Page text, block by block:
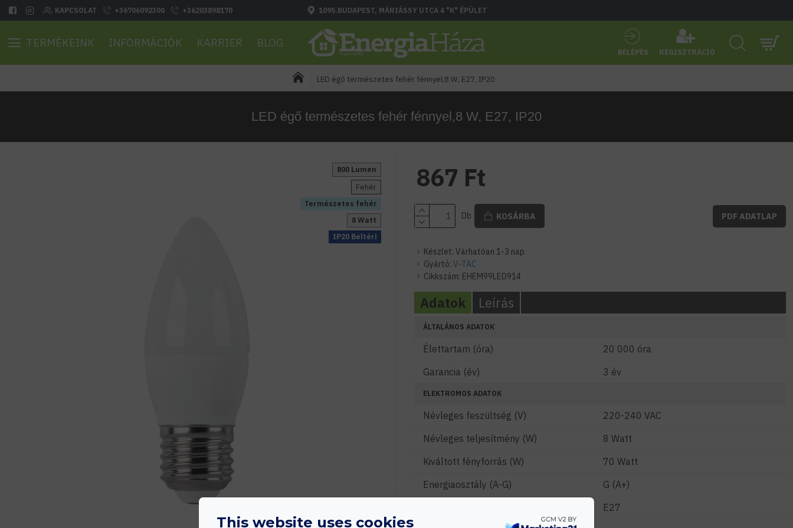
KAPCSOLAT +36706092300 +36203898170 1095.BUDAPEST, MÁRIÁSSY UTCA 4 "K" ÉPÜLET
TERMÉKEINK INFORMÁCIÓK KARRIER BLOG
BELÉPÉS REGISZTRÁCIÓ
LED égő természetes fehér fénnyel,8 W, E27, IP20
LED égő természetes fehér fénnyel,8 W, E27, IP20
Természetes fehér
800 Lumen
IP20 Beltéri
Fehér
8 Watt
Készlet: Várhatóan 1-3 nap
Gyártó: V-TAC
Cikkszám: EHEM99LED914
867 Ft
Db KOSÁRBA PDF ADATLAP
Adatok Leírás
ÁLTALÁNOS ADATOK
Élettartam (óra)
20 000 óra
Garancia (év)
3 év
ELEKTROMOS ADATOK
Névleges feszültség (V)
220-240 VAC
Névleges teljesítmény (W)
8 Watt
Kiváltott fényforrás (W)
70 Watt
Energiaosztály (A-G)
G (A+)
E27
This website uses cookies